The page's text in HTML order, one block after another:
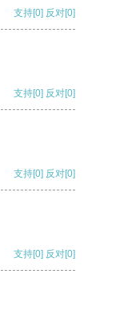
支持[0] 反对[0]
支持[0] 反对[0]
支持[0] 反对[0]
支持[0] 反对[0]